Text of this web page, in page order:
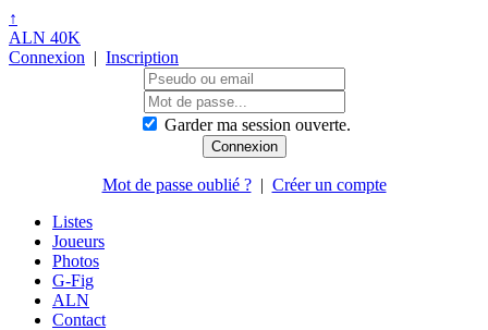
↑
ALN 40K
Connexion | Inscription
Garder ma session ouverte.
Mot de passe oublié ?| Créer un compte
Listes
Joueurs
Photos
G-Fig
ALN
Contact